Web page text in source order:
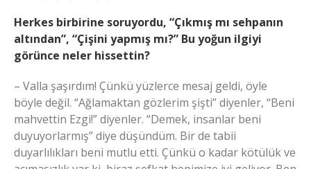
Herkes birbirine soruyordu, “Çıkmış mı sehpanın
altından”, “Çişini yapmış mı?” Bu yoğun ilgiyi
görünce neler hissettin?
– Valla şaşırdım! Çünkü yüzlerce mesaj geldi, öyle
böyle değil. “Ağlamaktan gözlerim şişti” diyenler, “Beni
mahvettin Ezgi!” diyenler. “Demek, insanlar beni
duyuyorlarmış” diye düşündüm. Bir de tabii
duyarlılıkları beni mutlu etti. Çünkü o kadar kötülük ve